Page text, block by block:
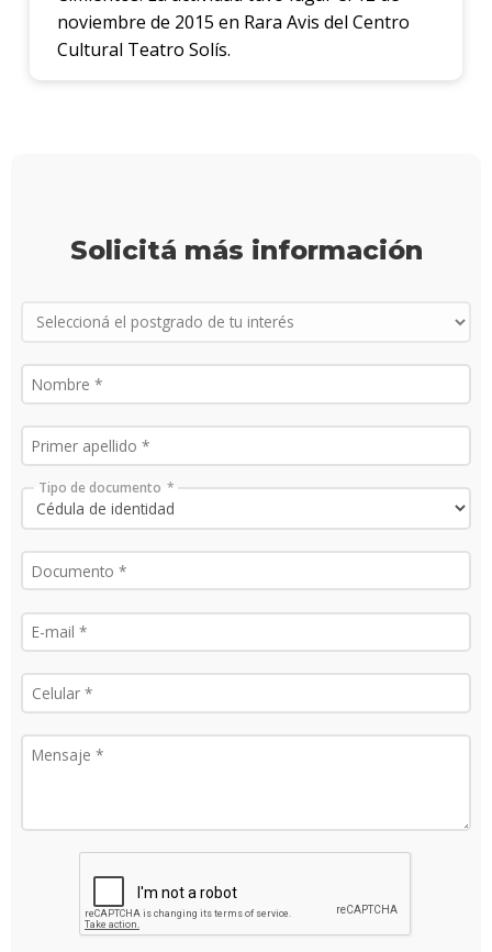
noviembre de 2015 en Rara Avis del Centro
Cultural Teatro Solís.
Solicitá más información
Tipo de documento